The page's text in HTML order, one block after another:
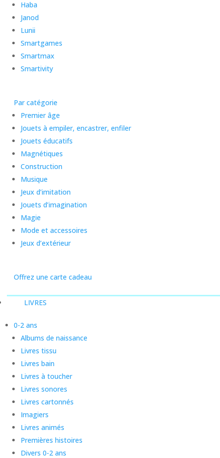
Haba
Janod
Lunii
Smartgames
Smartmax
Smartivity
Par catégorie
Premier âge
Jouets à empiler, encastrer, enfiler
Jouets éducatifs
Magnétiques
Construction
Musique
Jeux d’imitation
Jouets d’imagination
Magie
Mode et accessoires
Jeux d’extérieur
Offrez une carte cadeau
LIVRES
0-2 ans
Albums de naissance
Livres tissu
Livres bain
Livres à toucher
Livres sonores
Livres cartonnés
Imagiers
Livres animés
Premières histoires
Divers 0-2 ans